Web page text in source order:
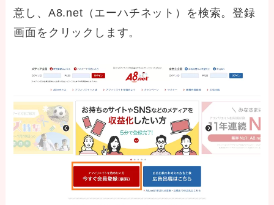
意し、A8.net（エーハチネット）を検索。登録
画面をクリックします。